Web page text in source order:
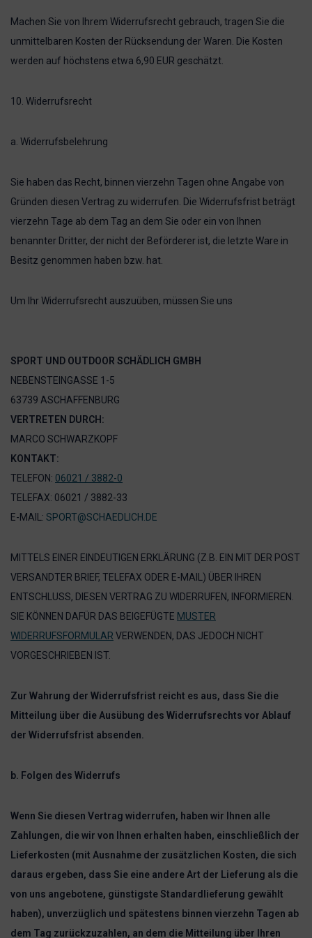
Machen Sie von Ihrem Widerrufsrecht gebrauch, tragen Sie die
unmittelbaren Kosten der Rücksendung der Waren. Die Kosten
werden auf höchstens etwa 6,90 EUR geschätzt.
10. Widerrufsrecht
a. Widerrufsbelehrung
Sie haben das Recht, binnen vierzehn Tagen ohne Angabe von
Gründen diesen Vertrag zu widerrufen. Die Widerrufsfrist beträgt
vierzehn Tage ab dem Tag an dem Sie oder ein von Ihnen
benannter Dritter, der nicht der Beförderer ist, die letzte Ware in
Besitz genommen haben bzw. hat.
Um Ihr Widerrufsrecht auszuüben, müssen Sie uns
SPORT UND OUTDOOR SCHÄDLICH GMBH
NEBENSTEINGASSE 1-5
63739 ASCHAFFENBURG
VERTRETEN DURCH:
MARCO SCHWARZKOPF
KONTAKT:
TELEFON: 06021 / 3882-0
TELEFAX: 06021 / 3882-33
E-MAIL: SPORT@SCHAEDLICH.DE
MITTELS EINER EINDEUTIGEN ERKLÄRUNG (Z.B. EIN MIT DER POST
VERSANDTER BRIEF, TELEFAX ODER E-MAIL) ÜBER IHREN
ENTSCHLUSS, DIESEN VERTRAG ZU WIDERRUFEN, INFORMIEREN.
SIE KÖNNEN DAFÜR DAS BEIGEFÜGTE MUSTER
WIDERRUFSFORMULAR VERWENDEN, DAS JEDOCH NICHT
VORGESCHRIEBEN IST.
Zur Wahrung der Widerrufsfrist reicht es aus, dass Sie die
Mitteilung über die Ausübung des Widerrufsrechts vor Ablauf
der Widerrufsfrist absenden.
b. Folgen des Widerrufs
Wenn Sie diesen Vertrag widerrufen, haben wir Ihnen alle
Zahlungen, die wir von Ihnen erhalten haben, einschließlich der
Lieferkosten (mit Ausnahme der zusätzlichen Kosten, die sich
daraus ergeben, dass Sie eine andere Art der Lieferung als die
von uns angebotene, günstigste Standardlieferung gewählt
haben), unverzüglich und spätestens binnen vierzehn Tagen ab
dem Tag zurückzuzahlen, an dem die Mitteilung über Ihren